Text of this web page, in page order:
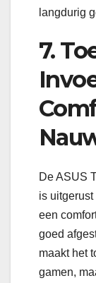
langdurig
7.
De ASUS
is
een
goed
maakt het
gamen,